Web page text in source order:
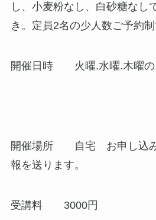
し、小麦粉なし、白砂糖なし
き。定員2名の少人数ご予約制
開催日時 火曜.水曜.木曜の
13:00〜
開催場所 自宅 お申し込み
報を送ります。
受講料 3000円